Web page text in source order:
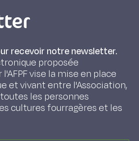
recevoir notre newsletter.
proposée
vise la mise en place
et vivant entre l'Association,
les personnes
cultures fourragères et les